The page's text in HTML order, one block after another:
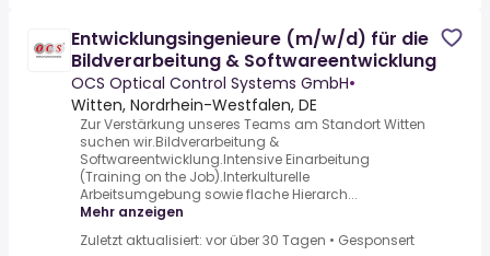
Entwicklungsingenieure (m/w/d) für die
Bildverarbeitung & Softwareentwicklung
OCS Optical Control Systems GmbH•
Witten, Nordrhein-Westfalen, DE
Zur Verstärkung unseres Teams am Standort Witten
suchen wir.Bildverarbeitung &
Softwareentwicklung.Intensive Einarbeitung
(Training on the Job).Interkulturelle
Arbeitsumgebung sowie flache Hierarch...
Mehr anzeigen
Zuletzt aktualisiert: vor über 30 Tagen • Gesponsert